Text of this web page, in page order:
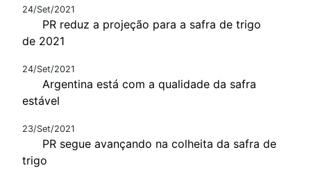
24/Set/2021
PR reduz a projeção para a safra de trigo
de 2021
24/Set/2021
Argentina está com a qualidade da safra
estável
23/Set/2021
PR segue avançando na colheita da safra de
trigo